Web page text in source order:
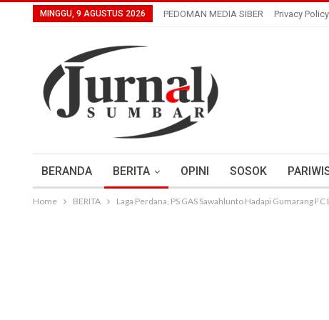
MINGGU, 9 AGUSTUS 2026 PEDOMAN MEDIA SIBER Privacy Policy
BERANDA BERITA OPINI SOSOK
Home BERITA Laga Perdana, PS GAS Sawahlunto Hadapi Gumarang